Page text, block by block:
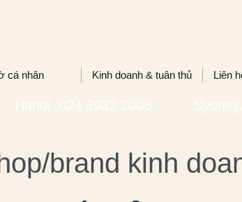
cá nhân Kinh doanh & tuân thủ Liên
Hanoi. 024 3933 2006
brand kinh